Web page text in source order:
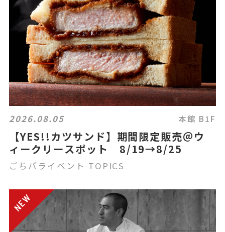
2026.08.05 本館 B1F
【YES!!カツサンド】期間限定販売＠ウ
ィークリースポット 8/19→8/25
ごちパライベント TOPICS